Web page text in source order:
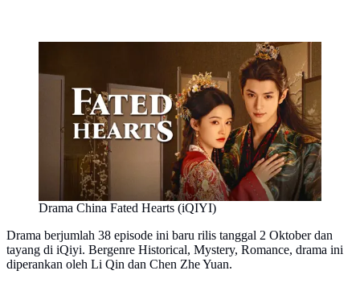
Drama China Fated Hearts (iQIYI)
Drama berjumlah 38 episode ini baru rilis tanggal 2 Oktober dan
tayang di iQiyi. Bergenre Historical, Mystery, Romance, drama ini
diperankan oleh Li Qin dan Chen Zhe Yuan.